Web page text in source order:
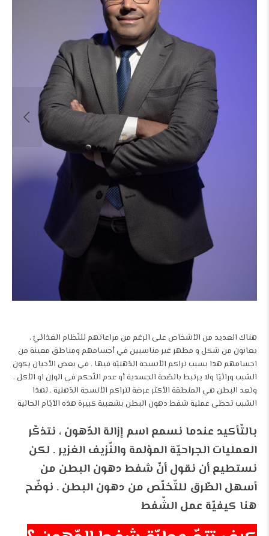
هناك العديد من الأشخاص على الرغم من مراعاتهم للنّظام الغذائيّ ،
يعانون من شكل و مظهر غير مناسبين في أجسامهم ومناطق معينة من
اجسامهم هذا بسبب تراكم الأنسجة الدّهنيّة فيها . في بعض الأحيان يكون
السّبب وراثيّا ولا يرتبط بالصّحة الجسدية أو عدم التّحكم في الوزن او الأكل .
وتعد البطن هي المنطقة الأكثر عرضة لتراكم الأنسجة الدّهنية . لهذا
السّبب تحظى عملية شفط دهون البطن بشعبية كبيرة هذه الأيّام الحالية
بالتّأكيد عندما نسمع اسم إزالة الدّهون ، نتذكّر
العمليات الجراحيّة المؤلمة والنّزيف الغزير . لكن
نستطيع أن نقول أنّ شفط دهون البطن من
أسهل الطّرق للتّخلّص من دهون البطن . نوضّح
هنا كيفيّة عمل الشّفط